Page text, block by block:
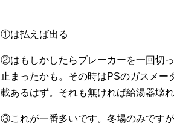
①は払えば出る
②はもしかしたらブレーカーを一回切
止まったかも。その時はPSのガスメ
載あるはず。それも無ければ給湯器壊
③これが一番多いです。冬場のみです